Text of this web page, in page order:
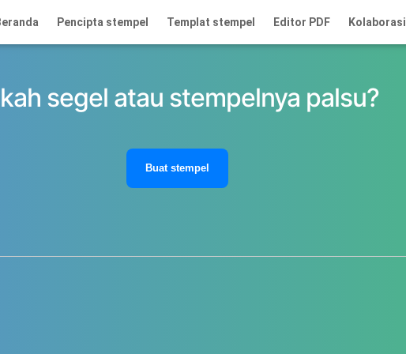
Pencipta stempel Templat stempel Editor PDF Kolaborasi
segel atau stempelnya palsu?
Buat stempel